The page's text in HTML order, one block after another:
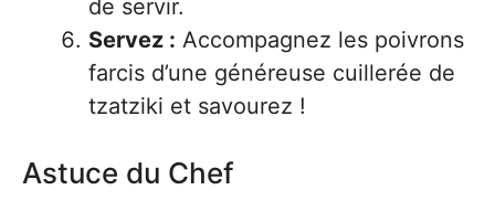
de servir.
Servez : Accompagnez les poivrons
farcis d’une généreuse cuillerée de
tzatziki et savourez !
Astuce du Chef